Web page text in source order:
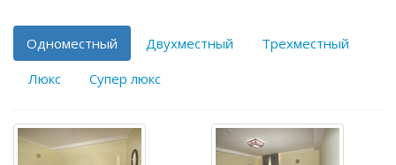
Одноместный Двухместный
Трехместный
Люкс
Супер люкс